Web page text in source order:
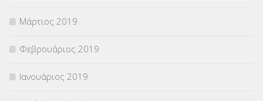
Μάρτιος 2019
Φεβρουάριος 2019
Ιανουάριος 2019